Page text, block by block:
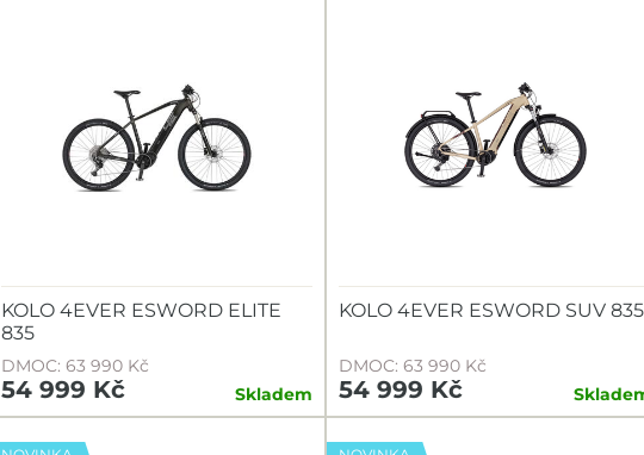
KOLO 4EVER ESWORD ELITE
835
DMOC: 63 990 Kč
54 999 Kč Skladem
KOLO 4EVER ESWORD SUV 835
DMOC: 63 990 Kč
54 999 Kč